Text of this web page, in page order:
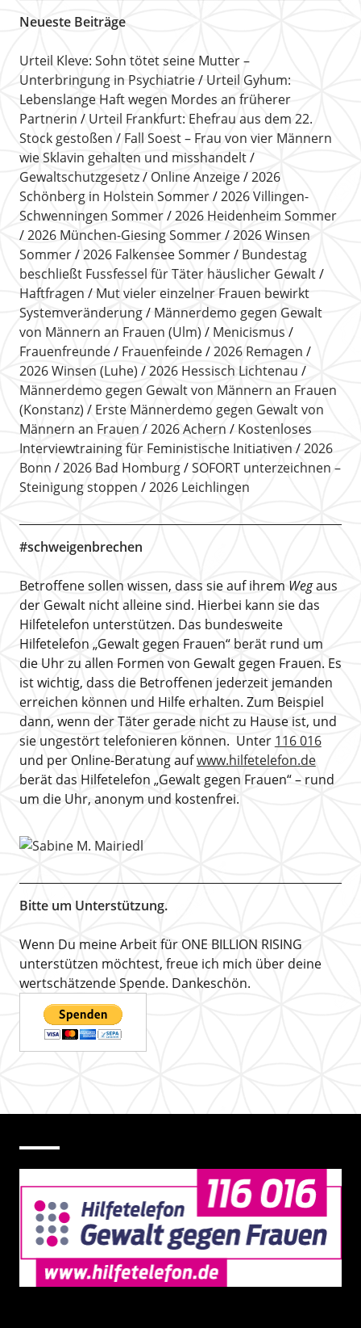
Neueste Beiträge
Urteil Kleve: Sohn tötet seine Mutter –
Unterbringung in Psychiatrie
Urteil Gyhum:
Lebenslange Haft wegen Mordes an früherer
Partnerin
Urteil Frankfurt: Ehefrau aus dem 22.
Stock gestoßen
Fall Soest – Frau von vier Männern
wie Sklavin gehalten und misshandelt
Gewaltschutzgesetz
Online Anzeige
2026
Schönberg in Holstein Sommer
2026 Villingen-
Schwenningen Sommer
2026 Heidenheim Sommer
2026 München-Giesing Sommer
2026 Winsen
Sommer
2026 Falkensee Sommer
Bundestag
beschließt Fussfessel für Täter häuslicher Gewalt
Haftfragen
Mut vieler einzelner Frauen bewirkt
Systemveränderung
Männerdemo gegen Gewalt
von Männern an Frauen (Ulm)
Menicismus
Frauenfreunde
Frauenfeinde
2026 Remagen
2026 Winsen (Luhe)
2026 Hessisch Lichtenau
Männerdemo gegen Gewalt von Männern an Frauen
(Konstanz)
Erste Männerdemo gegen Gewalt von
Männern an Frauen
2026 Achern
Kostenloses
Interviewtraining für Feministische Initiativen
2026
Bonn
2026 Bad Homburg
SOFORT unterzeichnen –
Steinigung stoppen
2026 Leichlingen
#schweigenbrechen
Betroffene sollen wissen, dass sie auf ihrem Wegaus
der Gewalt nicht alleine sind. Hierbei kann sie das
Hilfetelefon unterstützen. Das bundesweite
Hilfetelefon „Gewalt gegen Frauen“ berät rund um
die Uhr zu allen Formen von Gewalt gegen Frauen. Es
ist wichtig, dass die Betroffenen jederzeit jemanden
erreichen können und Hilfe erhalten. Zum Beispiel
dann, wenn der Täter gerade nicht zu Hause ist, und
sie ungestört telefonieren können. Unter 116 016
und per Online-Beratung aufwww.hilfetelefon.de
berät das Hilfetelefon „Gewalt gegen Frauen“ – rund
um die Uhr, anonym und kostenfrei.
Bitte um Unterstützung.
Wenn Du meine Arbeit für ONE BILLION RISING
unterstützen möchtest, freue ich mich über deine
wertschätzende Spende. Dankeschön.